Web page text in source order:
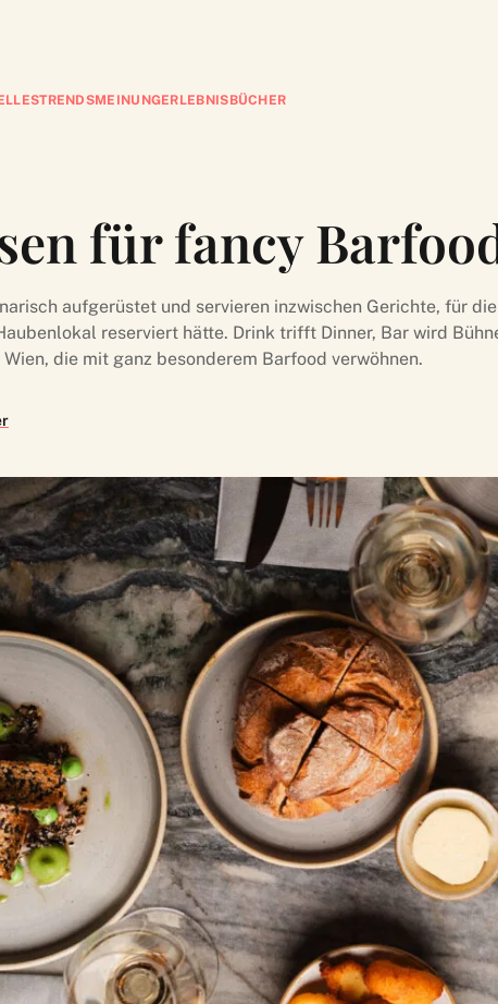
TRENDSMEINUNGERLEBNISBÜCHER
für fancy
aufgerüstet und servieren inzwischen Gerichte, für
reserviert hätte. Drink trifft Dinner, Bar wird
die mit ganz besonderem Barfood verwöhnen.